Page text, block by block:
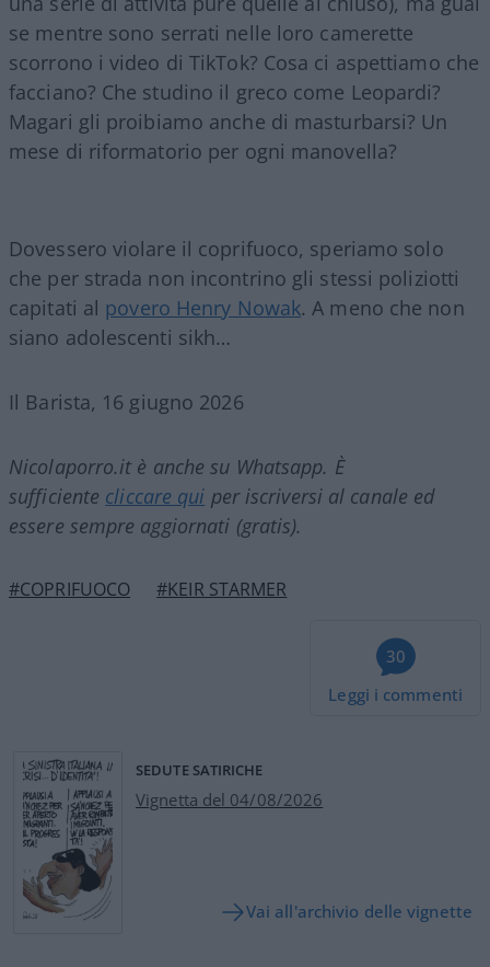
se mentre sono serrati nelle loro camerette
scorrono i video di TikTok? Cosa ci aspettiamo che
facciano? Che studino il greco come Leopardi?
Magari gli proibiamo anche di masturbarsi? Un
mese di riformatorio per ogni manovella?
Dovessero violare il coprifuoco, speriamo solo
che per strada non incontrino gli stessi poliziotti
capitati al povero Henry Nowak. A meno che non
siano adolescenti sikh…
Il Barista, 16 giugno 2026
Nicolaporro.it è anche su Whatsapp. È
sufficiente cliccare qui per iscriversi al canale ed
essere sempre aggiornati (gratis).
#COPRIFUOCO #KEIR STARMER
30
Leggi i commenti
SEDUTE SATIRICHE
Vignetta del 04/08/2026
Vai all'archivio delle vignette